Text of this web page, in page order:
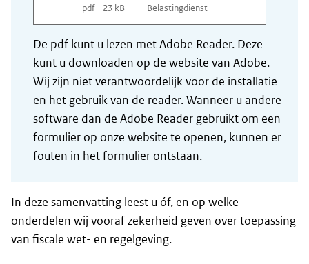
pdf - 23 kB Belastingdienst
De pdf kunt u lezen met Adobe Reader. Deze
kunt u downloaden op de website van Adobe.
Wij zijn niet verantwoordelijk voor de installatie
en het gebruik van de reader. Wanneer u andere
software dan de Adobe Reader gebruikt om een
formulier op onze website te openen, kunnen er
fouten in het formulier ontstaan.
In deze samenvatting leest u óf, en op welke
onderdelen wij vooraf zekerheid geven over toepassing
van fiscale wet- en regelgeving.